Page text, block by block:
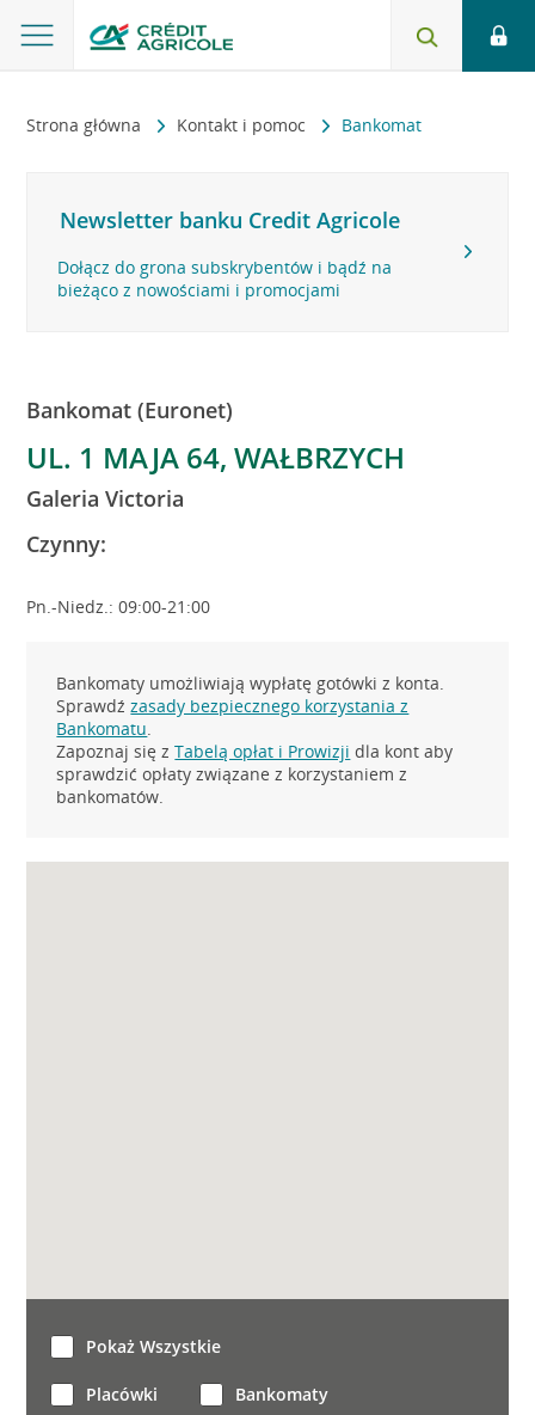
Strona główna Kontakt i pomoc Bankomat
Newsletter banku Credit Agricole
Dołącz do grona subskrybentów i bądź na
bieżąco z nowościami i promocjami
Bankomat (Euronet)
UL. 1 MAJA 64, WAŁBRZYCH
Galeria Victoria
Czynny:
Pn.-Niedz.: 09:00-21:00
Bankomaty umożliwiają wypłatę gotówki z konta.
Sprawdźzasady bezpiecznego korzystania z
Bankomatu.
Zapoznaj się zTabelą opłat i Prowizji dla kont aby
sprawdzić opłaty związane z korzystaniem z
bankomatów.
Pokaż Wszystkie
Placówki Bankomaty